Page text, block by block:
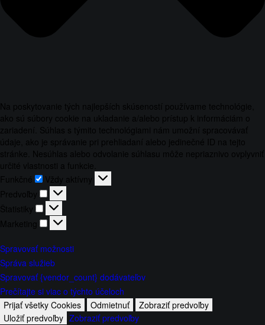
Na poskytovanie tých najlepších skúseností používame technológie,
ako sú súbory cookie na ukladanie a/alebo prístup k informáciám o
zariadení. Súhlas s týmito technológiami nám umožní spracovávať
údaje, ako je správanie pri prehliadaní alebo jedinečné ID na tejto
stránke. Nesúhlas alebo odvolanie súhlasu môže nepriaznivo ovplyvniť
určité vlastnosti a funkcie.
Funkčné
Funkčné
Vždy aktívny
Predvoľby
Predvoľby
Štatistiky
Štatistiky
Marketing
Marketing
Spravovať možnosti
Správa služieb
Spravovať {vendor_count} dodávateľov
Prečítajte si viac o týchto účeloch
Prijať všetky Cookies
Odmietnuť
Zobraziť predvoľby
Uložiť predvoľby Zobraziť predvoľby